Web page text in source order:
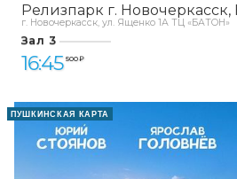
Релизпарк г. Новочеркасск
г. Новочеркасск, ул. Ященко 1А ТЦ «БАТОН»
Зал 3
16:45 500 ₽
ПУШКИНСКАЯ КАРТА